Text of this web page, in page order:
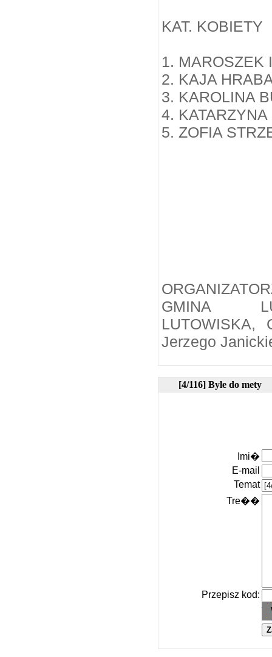
KAT. KOBIETY
1. MAROSZEK
2. KAJA
3. KAROLINA
4.
5. ZOFIA
GMINA
LUTOWISKA,
Jerzego
[4/116] Byle do mety
Imi�
E-mail
Temat
Tre��
Przepisz kod: